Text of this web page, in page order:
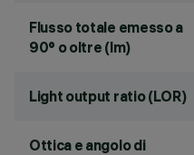
Flusso totale emesso a
90° o oltre (lm)
Light output ratio (LOR)
Ottica e angolo di